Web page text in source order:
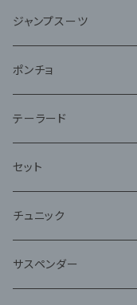
ジャンプスーツ
ポンチョ
テーラード
セット
チュニック
サスペンダー